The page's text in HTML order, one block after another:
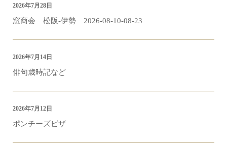
窓商会 松阪-伊勢 2026-08-10-08-23
2026年7月28日
俳句歳時記など
2026年7月14日
ポンチーズピザ
2026年7月12日